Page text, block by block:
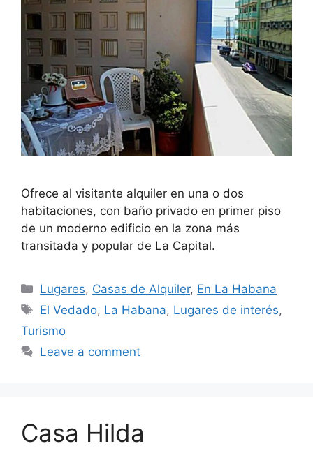
Ofrece al visitante alquiler en una o dos
habitaciones, con baño privado en primer piso
de un moderno edificio en la zona más
transitada y popular de La Capital.
Categories
Lugares, Casas de Alquiler, En La Habana
Tags
El Vedado, La Habana, Lugares de interés,
Turismo
Leave a comment
Casa Hilda